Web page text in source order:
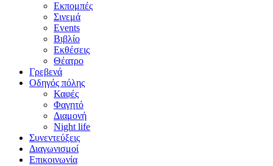
Εκπομπές
Σινεμά
Events
Βιβλίο
Εκθέσεις
Θέατρο
Γρεβενά
Οδηγός πόλης
Καφές
Φαγητό
Διαμονή
Night life
Συνεντεύξεις
Διαγωνισμοί
Επικοινωνία